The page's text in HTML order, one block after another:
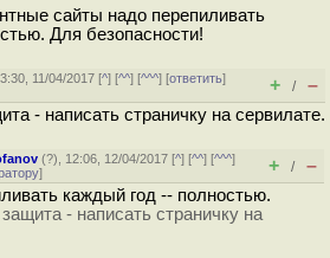
сайты надо перепиливать
Для безопасности!
11/04/2017 [^] [^^] [^^^] [ответить]
+ / –
- написать страничку на сервилате.
(?), 12:06, 12/04/2017 [^] [^^] [^^^]
] + / –
каждый год -- полностью.
- написать страничку на